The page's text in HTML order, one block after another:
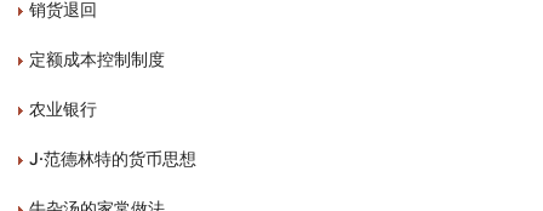
销货退回
定额成本控制制度
农业银行
J·范德林特的货币思想